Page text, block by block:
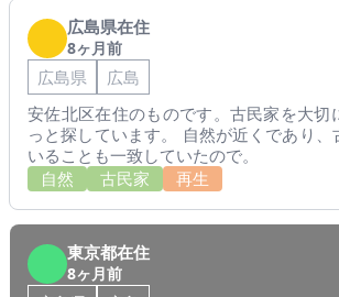
広島県在住
8ヶ月前
広島県
広島
安佐北区在住のものです。古民家を大切
っと探しています。 自然が近くであり、
いることも一致していたので。
自然
古民家 再生
東京都在住
8ヶ月前